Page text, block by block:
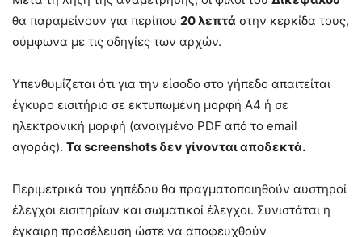
θα παραμείνουν για περίπου 20 λεπτά στην κερκίδα τους,
σύμφωνα με τις οδηγίες των αρχών.
Υπενθυμίζεται ότι για την είσοδο στο γήπεδο απαιτείται
έγκυρο εισιτήριο σε εκτυπωμένη μορφή Α4 ή σε
ηλεκτρονική μορφή (ανοιγμένο PDF από το email
αγοράς). Τα screenshots δεν γίνονται αποδεκτά.
Περιμετρικά του γηπέδου θα πραγματοποιηθούν αυστηροί
έλεγχοι εισιτηρίων και σωματικοί έλεγχοι. Συνιστάται η
έγκαιρη προσέλευση ώστε να αποφευχθούν